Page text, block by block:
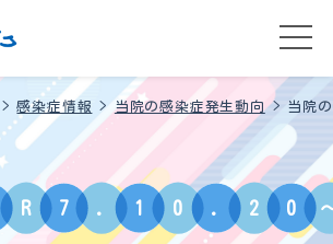
>感染症情報 > 当院の感染症発生動向> 当院
R 7 . 1 0 . 2 0